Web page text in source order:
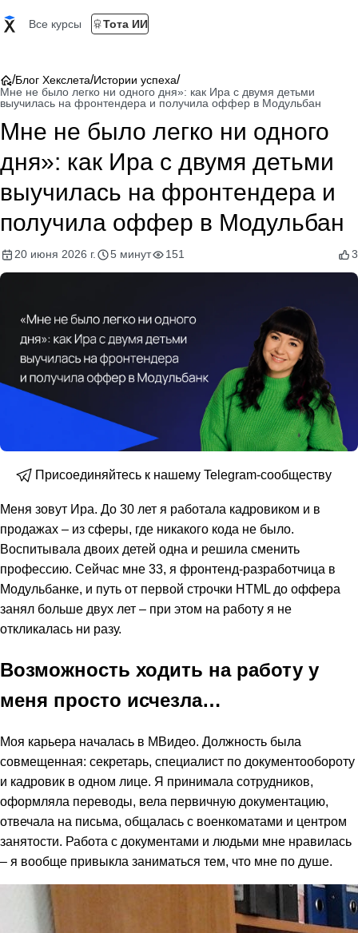
Все курсы Тота ИИ
/Блог Хекслета/Истории успеха/
Мне не было легко ни одного дня»: как Ира с двумя детьми
выучилась на фронтендера и получила оффер в Модульбан
Мне не было легко ни одного
дня»: как Ира с двумя детьми
выучилась на фронтендера и
получила оффер в Модульбан
20 июня 2026 г. 5 минут 151 3
Присоединяйтесь к нашему Telegram-сообществу
Меня зовут Ира. До 30 лет я работала кадровиком и в
продажах – из сферы, где никакого кода не было.
Воспитывала двоих детей одна и решила сменить
профессию. Сейчас мне 33, я фронтенд-разработчица в
Модульбанке, и путь от первой строчки HTML до оффера
занял больше двух лет – при этом на работу я не
откликалась ни разу.
Возможность ходить на работу у
меня просто исчезла…
Моя карьера началась в МВидео. Должность была
совмещенная: секретарь, специалист по документообороту
и кадровик в одном лице. Я принимала сотрудников,
оформляла переводы, вела первичную документацию,
отвечала на письма, общалась с военкоматами и центром
занятости. Работа с документами и людьми мне нравилась
– я вообще привыкла заниматься тем, что мне по душе.